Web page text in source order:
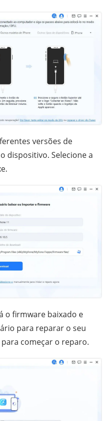
versões de
dispositivo. Selecione a
o firmware baixado e
para reparar o seu
para começar o reparo.